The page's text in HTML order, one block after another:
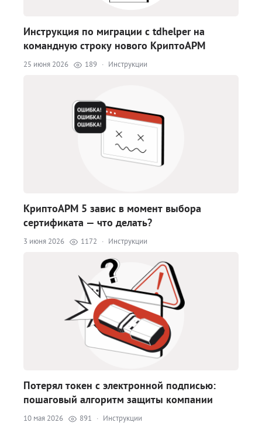
Инструкция по миграции с tdhelper на
командную строку нового КриптоАРМ
25 июня 2026 189 · Инструкции
КриптоАРМ 5 завис в момент выбора
сертификата — что делать?
3 июня 2026 1172 · Инструкции
Потерял токен с электронной подписью:
пошаговый алгоритм защиты компании
10 мая 2026 891 · Инструкции